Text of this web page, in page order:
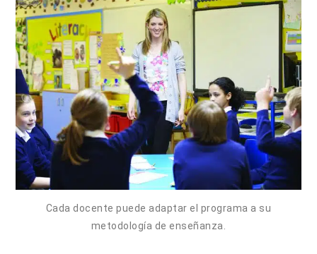
Cada docente puede adaptar el programa a su
metodología de enseñanza.